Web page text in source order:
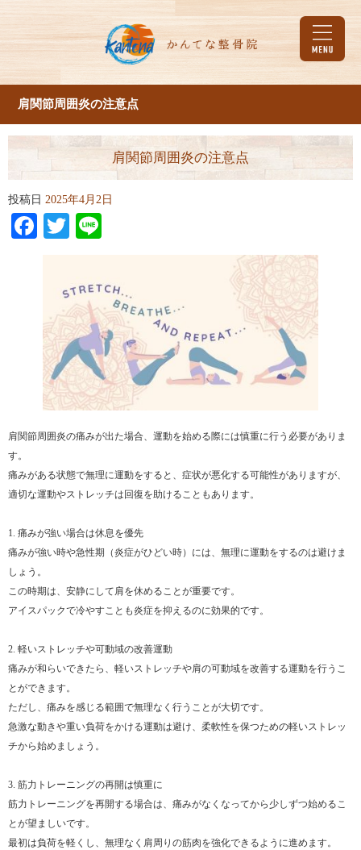
肩関節周囲炎の注意点
肩関節周囲炎の注意点
投稿日 2025年4月2日
Facebook
Twitter
肩関節周囲炎の痛みが出た場合、運動を始める際には慎重に行う必要がありま
す。
痛みがある状態で無理に運動をすると、症状が悪化する可能性がありますが、
適切な運動やストレッチは回復を助けることもあります。
1. 痛みが強い場合は休息を優先
痛みが強い時や急性期（炎症がひどい時）には、無理に運動をするのは避けま
しょう。
この時期は、安静にして肩を休めることが重要です。
アイスパックで冷やすことも炎症を抑えるのに効果的です。
2. 軽いストレッチや可動域の改善運動
痛みが和らいできたら、軽いストレッチや肩の可動域を改善する運動を行うこ
とができます。
ただし、痛みを感じる範囲で無理なく行うことが大切です。
急激な動きや重い負荷をかける運動は避け、柔軟性を保つための軽いストレッ
チから始めましょう。
3. 筋力トレーニングの再開は慎重に
筋力トレーニングを再開する場合は、痛みがなくなってから少しずつ始めるこ
とが望ましいです。
最初は負荷を軽くし、無理なく肩周りの筋肉を強化できるように進めます。